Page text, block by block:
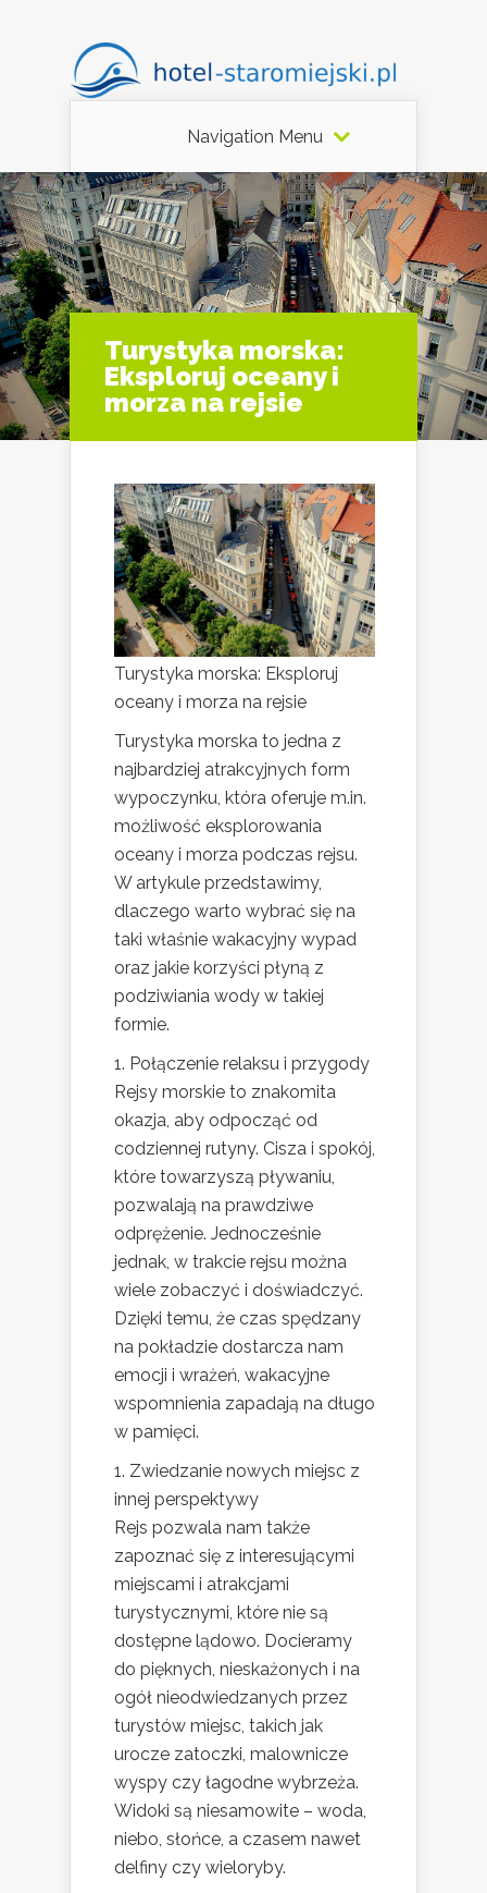
Navigation Menu
Turystyka morska:
Eksploruj oceany i
morza na rejsie
Turystyka morska: Eksploruj
oceany i morza na rejsie
Turystyka morska to jedna z
najbardziej atrakcyjnych form
wypoczynku, która oferuje m.in.
możliwość eksplorowania
oceany i morza podczas rejsu.
W artykule przedstawimy,
dlaczego warto wybrać się na
taki właśnie wakacyjny wypad
oraz jakie korzyści płyną z
podziwiania wody w takiej
formie.
1. Połączenie relaksu i przygody
Rejsy morskie to znakomita
okazja, aby odpocząć od
codziennej rutyny. Cisza i spokój,
które towarzyszą pływaniu,
pozwalają na prawdziwe
odprężenie. Jednocześnie
jednak, w trakcie rejsu można
wiele zobaczyć i doświadczyć.
Dzięki temu, że czas spędzany
na pokładzie dostarcza nam
emocji i wrażeń, wakacyjne
wspomnienia zapadają na długo
w pamięci.
1. Zwiedzanie nowych miejsc z
innej perspektywy
Rejs pozwala nam także
zapoznać się z interesującymi
miejscami i atrakcjami
turystycznymi, które nie są
dostępne lądowo. Docieramy
do pięknych, nieskażonych i na
ogół nieodwiedzanych przez
turystów miejsc, takich jak
urocze zatoczki, malownicze
wyspy czy łagodne wybrzeża.
Widoki są niesamowite – woda,
niebo, słońce, a czasem nawet
delfiny czy wieloryby.